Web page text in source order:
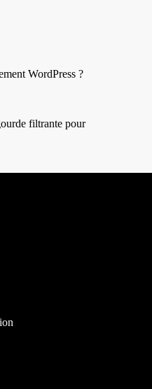
WordPress ?
filtrante pour